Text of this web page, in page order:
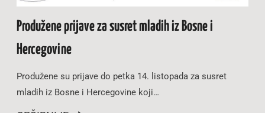
Produžene prijave za susret mladih iz Bosne i
Hercegovine
Produžene su prijave do petka 14. listopada za susret
mladih iz Bosne i Hercegovine koji…